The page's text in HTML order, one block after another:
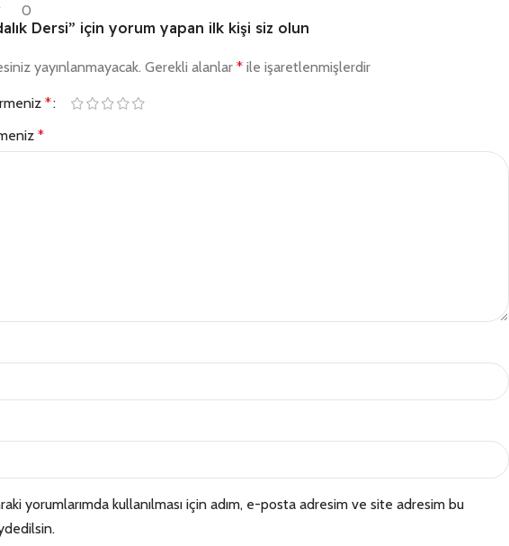
0
Dersi” için yorum yapan ilk kişi siz olun
yayınlanmayacak. Gerekli alanlar * ile işaretlenmişlerdir
*
*
yorumlarımda kullanılması için adım, e-posta adresim ve site adresim bu